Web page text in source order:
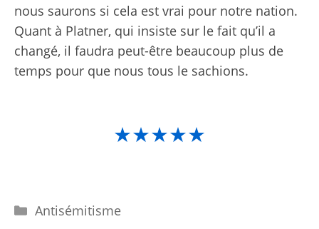
nous saurons si cela est vrai pour notre nation.
Quant à Platner, qui insiste sur le fait qu’il a
changé, il faudra peut-être beaucoup plus de
temps pour que nous tous le sachions.
★★★★★
Catégories
Antisémitisme